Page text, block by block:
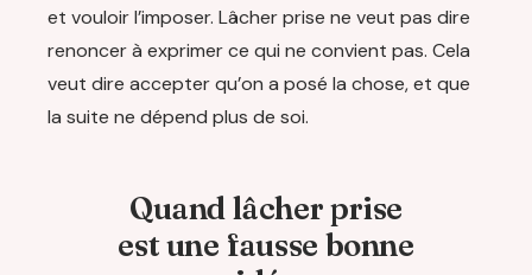
et vouloir l’imposer. Lâcher prise ne veut pas dire
renoncer à exprimer ce qui ne convient pas. Cela
veut dire accepter qu’on a posé la chose, et que
la suite ne dépend plus de soi.
Quand lâcher prise
est une fausse bonne